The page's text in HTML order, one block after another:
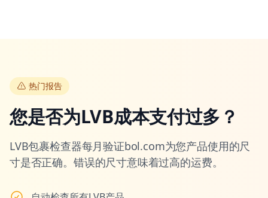
热门报告
您是否为LVB成本支付过多？
LVB包裹检查器每月验证bol.com为您产品使用的尺
寸是否正确。错误的尺寸意味着过高的运费。